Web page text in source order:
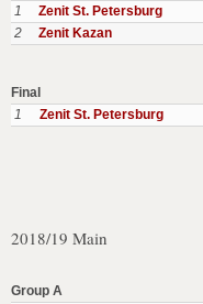
1
Zenit St. Petersburg
2
Zenit Kazan
Final
1
Zenit St. Petersburg
2018/19 Main
Group A